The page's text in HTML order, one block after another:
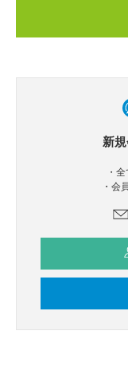
新
・
・会